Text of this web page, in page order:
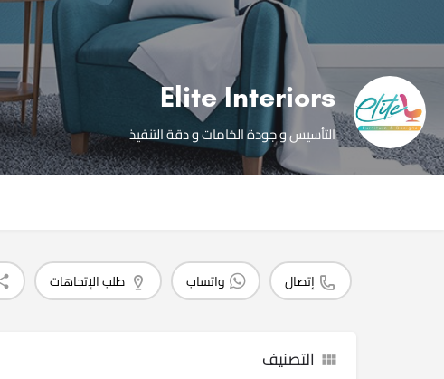
Elite Interiors
التأسيس و جودة الخامات و دقة التنفيذ
إتصال واتساب طلب الإتجاهات
التصنيف